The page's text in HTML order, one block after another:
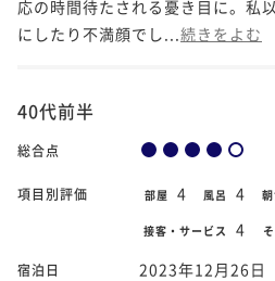
応の時間待たされる憂き目に。私
にしたり不満顔でし... 続きをよむ
40代前半
総合点
項目別評価 部屋 4 風呂 4
接客・サービス 4
宿泊日 2023年12月26日